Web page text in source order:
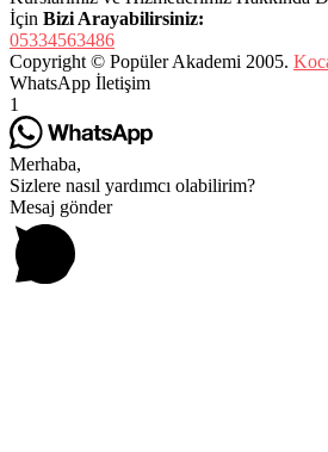
İçin Bizi Arayabilirsiniz:
05334563486
Copyright © Popüler Akademi 2005.
WhatsApp İletişim
1
Merhaba,
Sizlere nasıl yardımcı olabilirim?
Mesaj gönder